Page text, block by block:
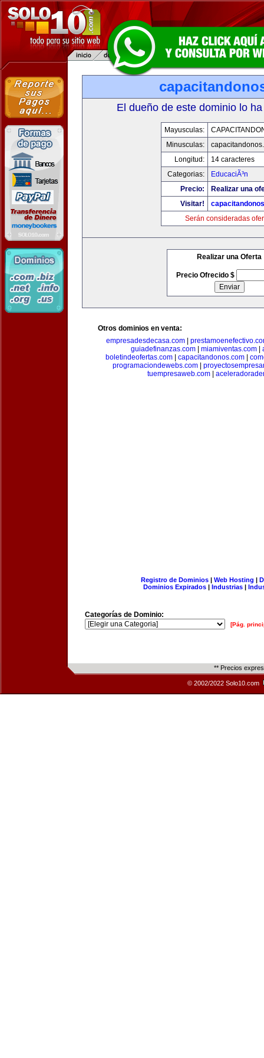
El dueño de este dominio lo
Mayusculas:
Minusculas:
Longitud:
14 caracteres
Categorias:
EducaciÃ³n
Precio:
Realizar una
Visitar!
Serán consideradas
Realizar una Oferta
Precio Ofrecido $
Otros dominios en venta:
empresadesdecasa.com
guiadefinanzas.com
miamiventas.com
boletindeofertas.com| capacitandonos.com|
programaciondewebs.com
tuempresaweb.com
Registro de Dominios| Web Hosting |
Dominios Expirados | Industrias |
Categorías de Dominio:
[Pág.
** Precios
© 2002/2022 Solo10.com